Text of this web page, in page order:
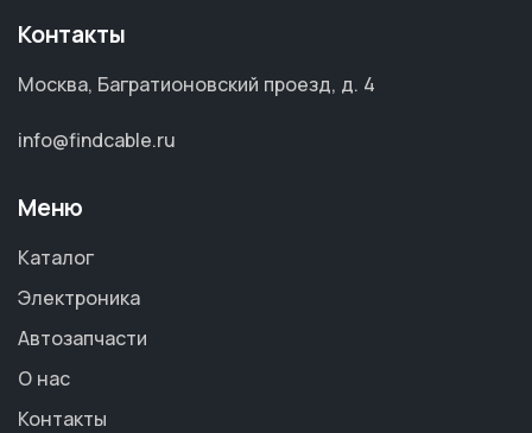
Контакты
Москва, Багратионовский проезд, д. 4
info@findcable.ru
Меню
Каталог
Электроника
Автозапчасти
О нас
Контакты